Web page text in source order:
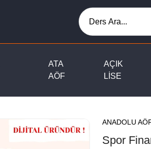
ATA
AÖF
AÇIK
LİSE
ANADOLU
Spor